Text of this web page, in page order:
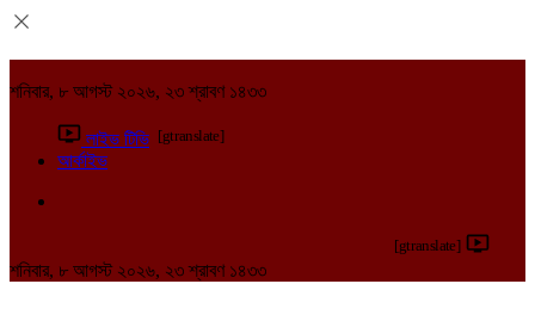
শনিবার, ৮ আগস্ট ২০২৬, ২৩ শ্রাবণ ১৪৩৩
লাইভ টিভি [gtranslate]
আর্কাইভ
[gtranslate]
শনিবার, ৮ আগস্ট ২০২৬, ২৩ শ্রাবণ ১৪৩৩